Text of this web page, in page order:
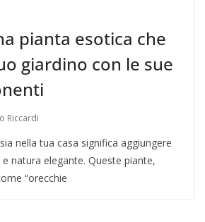
pianta esotica che
giardino con le sue
Riccardi
nella tua casa significa aggiungere
natura elegante. Queste piante,
“orecchie